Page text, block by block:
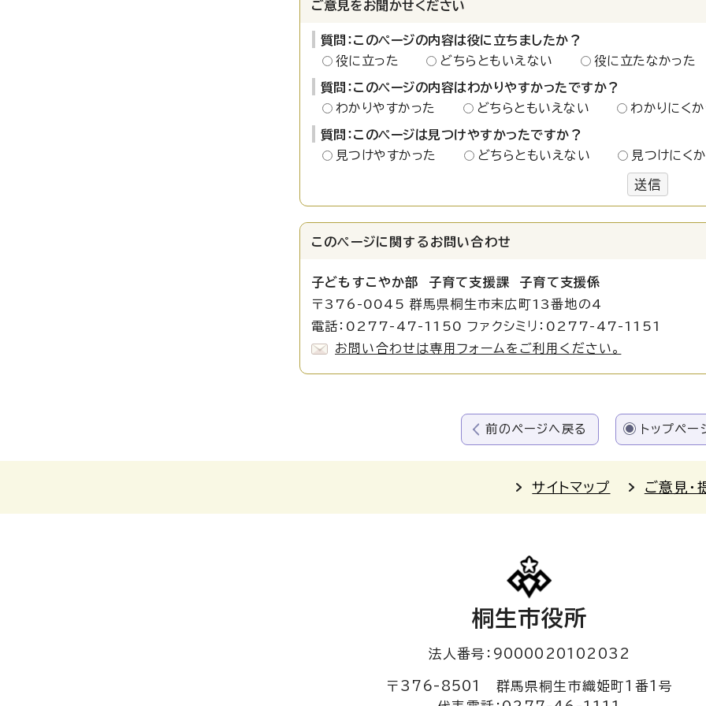
ご意見をお聞かせください
質問：このページの内容は役に立ちましたか？
役に立った
どちらともいえない 役に立たなかった
質問：このページの内容はわかりやすかったですか？
わかりやすかった
どちらともいえない わかりにくか
質問：このページは見つけやすかったですか？
見つけやすかった
どちらともいえない 見つけにく
送信
このページに関する お問い合わせ
子どもすこやか部 子育て支援課 子育て支援係
〒376-0045 群馬県桐生市末広町13番地の4
電話：0277-47-1150 ファクシミリ：0277-47-1151
お問い合わせは専用フォームをご利用ください。
前のページへ戻る トップペー
サイトマップ ご意見・
桐生市役所
法人番号：9000020102032
〒376-8501 群馬県桐生市織姫町1番1号